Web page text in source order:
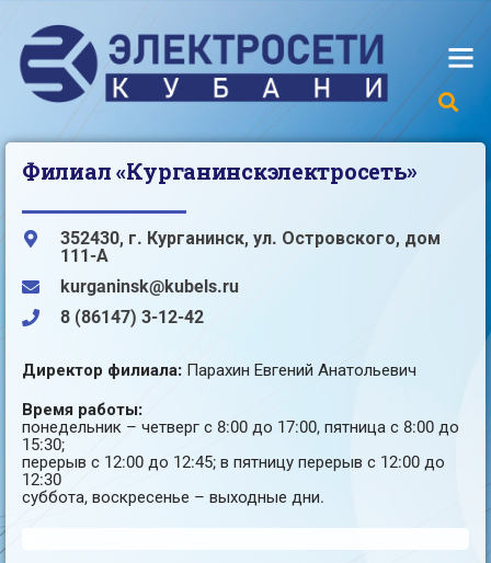
Филиал «Курганинскэлектросеть»
352430, г. Курганинск, ул. Островского, дом
111-А
kurganinsk@kubels.ru
8 (86147) 3-12-42
Директор филиала: Парахин Евгений Анатольевич
Время работы:
понедельник – четверг с 8:00 до 17:00, пятница с 8:00 до
15:30;
перерыв с 12:00 до 12:45; в пятницу перерыв с 12:00 до
12:30
суббота, воскресенье – выходные дни.